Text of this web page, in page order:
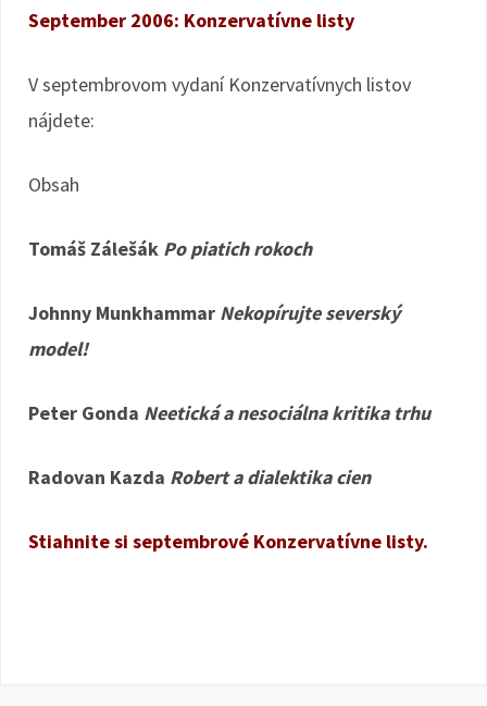
September 2006: Konzervatívne listy
V septembrovom vydaní Konzervatívnych listov
nájdete:
Obsah
Tomáš Zálešák Po piatich rokoch
Johnny Munkhammar Nekopírujte severský
model!
Peter Gonda Neetická a nesociálna kritika trhu
Radovan Kazda Robert a dialektika cien
Stiahnite si septembrové Konzervatívne listy.